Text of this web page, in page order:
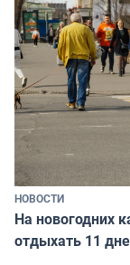
НОВОСТИ
На новогодних
отдыхать 11